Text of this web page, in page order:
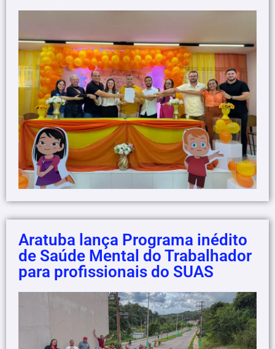
Aratuba lança Programa inédito
de Saúde Mental do Trabalhador
para profissionais do SUAS